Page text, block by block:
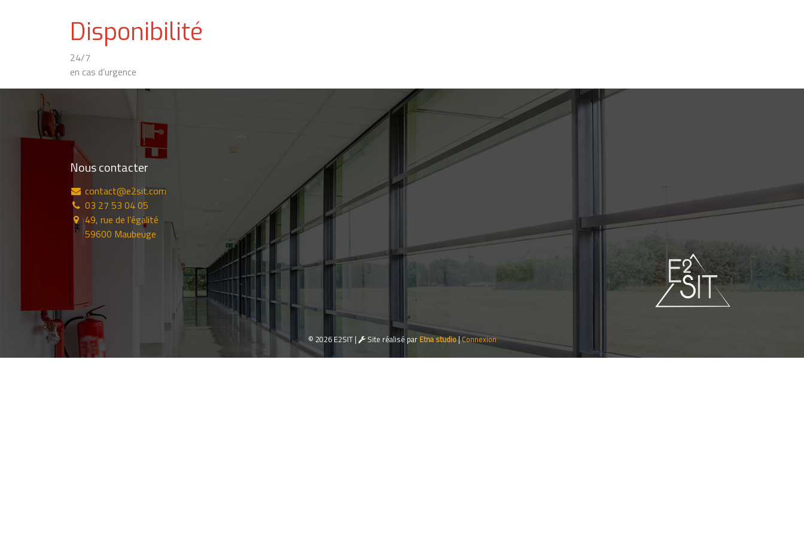
Disponibilité
24/7
en cas d’urgence
Nous contacter
contact@e2sit.com
03 27 53 04 05
49, rue de l’égalité
59600 Maubeuge
© 2026 E2SIT | Site réalisé par Etna studio|Connexion